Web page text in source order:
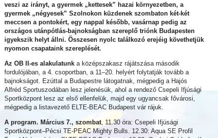
veszi az irányt, a gyermek „kettesek” hazai környezetben, a
gyermek „négyesek” Szolnokon küzdenek szombaton két-két
meccsen a pontokért, egy nappal később, vasárnap pedig az
országos utánpótlás-bajnokságban szereplő triónk Budapesten
igyekszik helyt állni. Összesen nyolc találkozó erejéig követhetjük
nyomon csapataink szereplését.
Az OB II-es alakulatunka középszakasz rájátszása második
fordulójában, a 4. csoportban, a 11–20. helyért folytatják tovább a
bajnokságot. Ezúttal a Budapestre látogatnak, mégpedig a Hajós
Alfréd Sportuszodában lesz jelenésük, ahol a rendező Csepeli Ifjúsági
Sportközpont lesz az első ellenfelük, majd egy ugyancsak fővárosi,
mégpedig a listavezető ELTE-BEAC Budapest vár rájuk.
A program. Március 7., szombat, 11.30 óra: Csepeli Ifjúsági
Sportközpont–Pécsi TE-PEAC Mighty Bulls. 12.30: Aqua SE Profil